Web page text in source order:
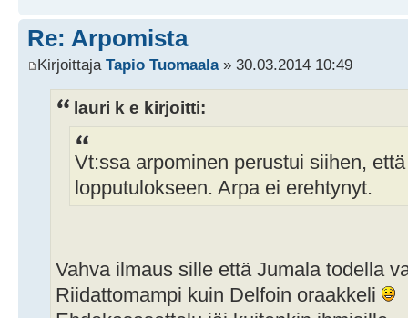
Re: Arpomista
Kirjoittaja Tapio Tuomaala» 30.03.2014 10:49
lauri k e kirjoitti:
Vt:ssa arpominen perustui siihen,
lopputulokseen. Arpa ei erehtynyt.
Vahva ilmaus sille että Jumala todella
Riidattomampi kuin Delfoin oraakkeli